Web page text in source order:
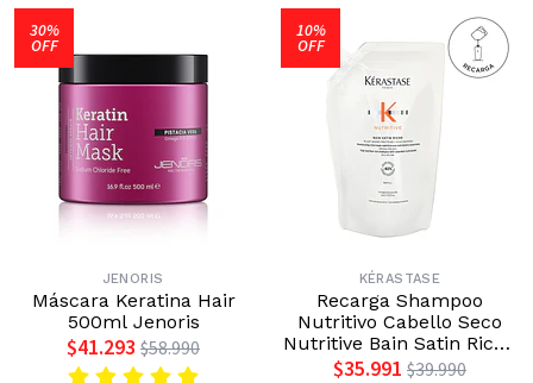
30%
OFF
JENORIS
Máscara Keratina Hair
500ml Jenoris
$41.293 $58.990
10%
OFF
KÉRASTASE
Recarga Shampoo
Nutritivo Cabello Seco
Nutritive Bain Satin Riche
500ml Kérastase
$35.991 $39.990